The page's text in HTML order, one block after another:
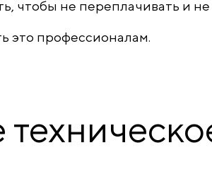
чтобы не переплачивать и
это профессионалам.